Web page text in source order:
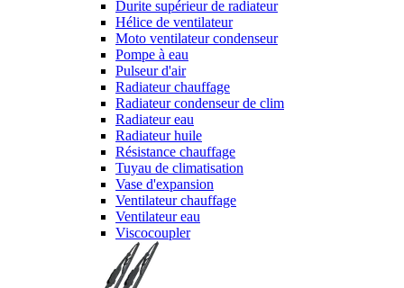
Durite supérieur de radiateur
Hélice de ventilateur
Moto ventilateur condenseur
Pompe à eau
Pulseur d'air
Radiateur chauffage
Radiateur condenseur de clim
Radiateur eau
Radiateur huile
Résistance chauffage
Tuyau de climatisation
Vase d'expansion
Ventilateur chauffage
Ventilateur eau
Viscocoupler